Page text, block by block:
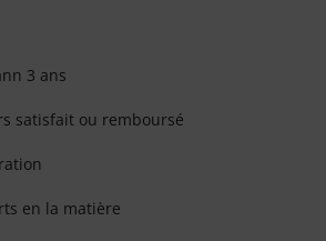
3 ans
satisfait ou remboursé
en la matière